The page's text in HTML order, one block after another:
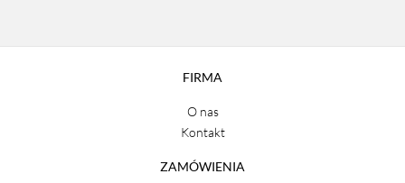
FIRMA
O nas
Kontakt
ZAMÓWIENIA